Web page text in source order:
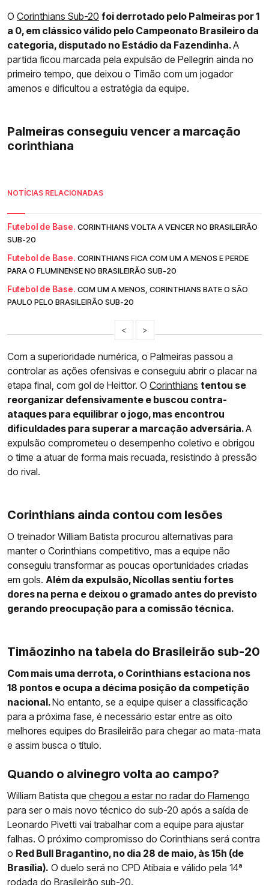
O Corinthians Sub-20 foi derrotado pelo Palmeiras por 1
a 0, em clássico válido pelo Campeonato Brasileiro da
categoria, disputado no Estádio da Fazendinha.A
partida ficou marcada pela expulsão de Pellegrin ainda no
primeiro tempo, que deixou o Timão com um jogador
amenos e dificultou a estratégia da equipe.
Palmeiras conseguiu vencer a marcação
corinthiana
NOTÍCIAS RELACIONADAS
Futebol de Base. CORINTHIANS VOLTA A VENCER NO BRASILEIRÃO
SUB-20
Futebol de Base. CORINTHIANS FICA COM UM A MENOS E PERDE
PARA O FLUMINENSE NO BRASILEIRÃO SUB-20
Futebol de Base. COM UM A MENOS, CORINTHIANS BATE O SÃO
PAULO PELO BRASILEIRÃO SUB-20
< >
Com a superioridade numérica, o Palmeiras passou a
controlar as ações ofensivas e conseguiu abrir o placar na
etapa final, com gol de Heittor. O Corinthians tentou se
reorganizar defensivamente e buscou contra-
ataques para equilibrar o jogo, mas encontrou
dificuldades para superar a marcação adversária.A
expulsão comprometeu o desempenho coletivo e obrigou
o time a atuar de forma mais recuada, resistindo à pressão
do rival.
Corinthians ainda contou com lesões
O treinador William Batista procurou alternativas para
manter o Corinthians competitivo, mas a equipe não
conseguiu transformar as poucas oportunidades criadas
em gols. Além da expulsão, Nícollas sentiu fortes
dores na perna e deixou o gramado antes do previsto
gerando preocupação para a comissão técnica.
Timãozinho na tabela do Brasileirão sub-20
Com mais uma derrota, o Corinthians estaciona nos
18 pontos e ocupa a décima posição da competição
nacional.No entanto, se a equipe quiser a classificação
para a próxima fase, é necessário estar entre as oito
melhores equipes do Brasileirão para chegar ao mata-mata
e assim busca o título.
Quando o alvinegro volta ao campo?
William Batista que chegou a estar no radar do Flamengo
para ser o mais novo técnico do sub-20 após a saída de
Leonardo Pivetti vai trabalhar com a equipe para ajustar
falhas. O próximo compromisso do Corinthians será contra
o Red Bull Bragantino, no dia 28 de maio, às 15h (de
Brasília). O duelo será no CPD Atibaia e válido pela 14ª
rodada do Brasileirão sub-20.